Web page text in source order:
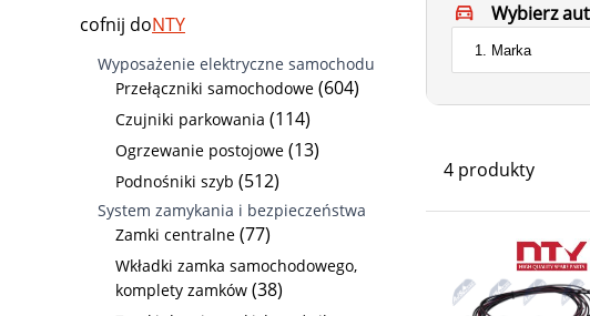
cofnij doNTY
Wyposażenie elektryczne samochodu
Przełączniki samochodowe (604)
Czujniki parkowania (114)
Ogrzewanie postojowe (13)
Podnośniki szyb (512)
System zamykania i bezpieczeństwa
Zamki centralne (77)
Wkładki zamka samochodowego,
komplety zamków (38)
Wybierz
4 produkty